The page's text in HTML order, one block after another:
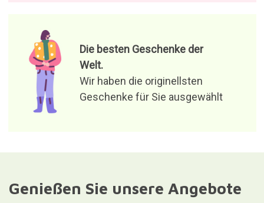
meiner Daten zu, um
relevante Nachrichten zu
empfangen
Versenden von Informationen über Bestellungen, Artikel oder
Dienstleistungen. Legitimation: Zustimmung.Empfänger: Die